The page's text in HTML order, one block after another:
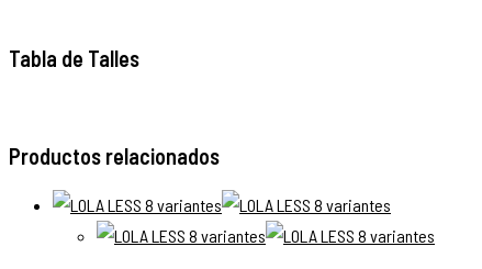
Tabla de Talles
Productos relacionados